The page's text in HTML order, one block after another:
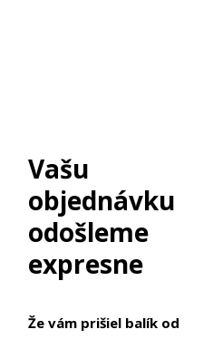
Vašu
objednávku
odošleme
expresne
Že vám prišiel balík od